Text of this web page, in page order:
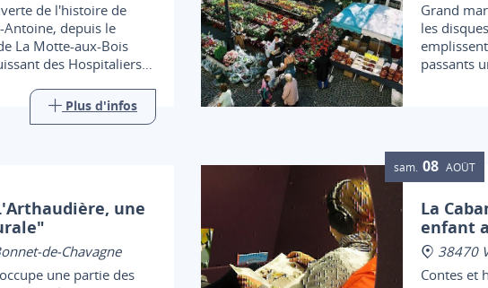
de l'histoire de
Antoine, depuis le
La Motte-aux-Bois
des Hospitaliers
toute l'Europe
Plus d'infos
Grand
les
passants
une
de-Chavagne
une partie des
sam. 08 AOÛT
La
enfant
38470
Contes et